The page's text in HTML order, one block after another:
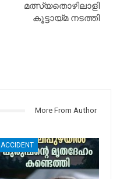
മത്സ്യതൊഴിലാളി
കൂട്ടായ്മ നടത്തി
More From Author
ACCIDENT